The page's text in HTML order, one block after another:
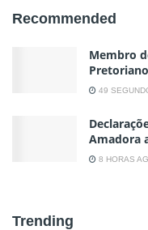
Recommended
Membro
49
Amadora
8 HORAS
Trending